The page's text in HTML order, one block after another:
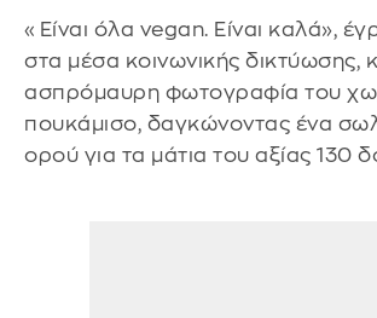
«Είναι όλα vegan. Είναι καλά»,
στα μέσα κοινωνικής δικτύωσης,
ασπρόμαυρη φωτογραφία του
πουκάμισο, δαγκώνοντας ένα
ορού για τα μάτια του αξίας 130